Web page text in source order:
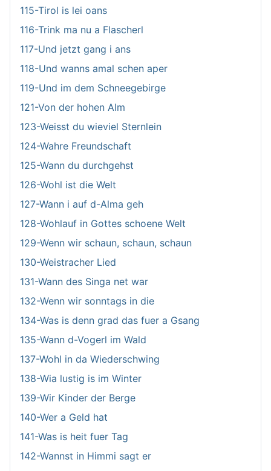
115-Tirol is lei oans
116-Trink ma nu a Flascherl
117-Und jetzt gang i ans
118-Und wanns amal schen aper
119-Und im dem Schneegebirge
121-Von der hohen Alm
123-Weisst du wieviel Sternlein
124-Wahre Freundschaft
125-Wann du durchgehst
126-Wohl ist die Welt
127-Wann i auf d-Alma geh
128-Wohlauf in Gottes schoene Welt
129-Wenn wir schaun, schaun, schaun
130-Weistracher Lied
131-Wann des Singa net war
132-Wenn wir sonntags in die
134-Was is denn grad das fuer a Gsang
135-Wann d-Vogerl im Wald
137-Wohl in da Wiederschwing
138-Wia lustig is im Winter
139-Wir Kinder der Berge
140-Wer a Geld hat
141-Was is heit fuer Tag
142-Wannst in Himmi sagt er